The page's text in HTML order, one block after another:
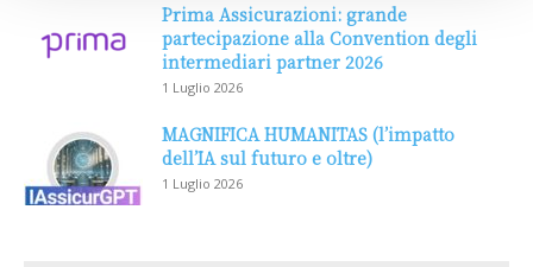
Prima Assicurazioni: grande
partecipazione alla Convention degli
intermediari partner 2026
1 Luglio 2026
MAGNIFICA HUMANITAS (l’impatto
dell’IA sul futuro e oltre)
1 Luglio 2026